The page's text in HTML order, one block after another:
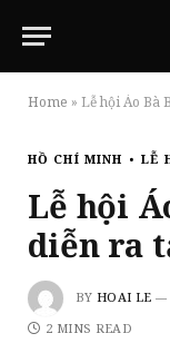
Home » Lễ hội Áo Bà
HỒ CHÍ MINH LỄ
Lễ hội
diễn ra
BY HOAI LE
2 MINS READ